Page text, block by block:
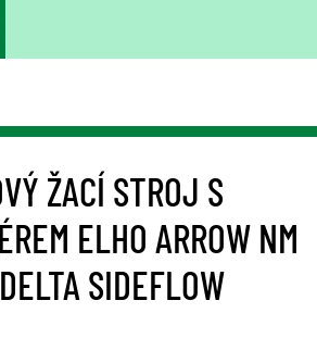
ŽACÍ STROJ S
ELHO ARROW NM
SIDEFLOW